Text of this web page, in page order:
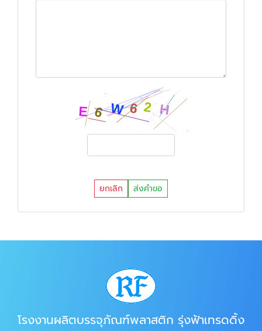
ยกเลิก ส่งคำขอ
โรงงานผลิตบรรจุภัณฑ์พลาสติก รุ่งฟ้าเทรดดิ้ง